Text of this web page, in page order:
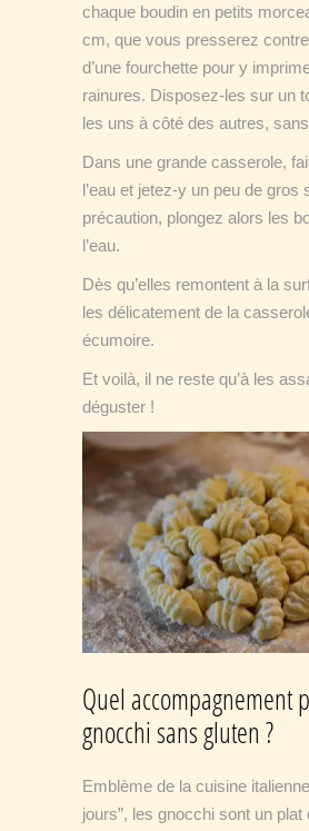
chaque boudin en petits
cm, que vous presserez
d’une fourchette pour y
rainures. Disposez-les sur un
les uns à côté des autres,
Dans une grande casserole,
l’eau et jetez-y un peu de gros
précaution, plongez alors les
l’eau.
Dès qu’elles remontent à la
les délicatement de la
écumoire.
Et voilà, il ne reste qu’à les
déguster !
Quel accompagnement
gnocchi sans gluten ?
Emblème de la cuisine
jours”, les gnocchi sont un plat